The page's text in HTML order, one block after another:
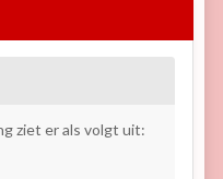
ziet er als volgt uit: